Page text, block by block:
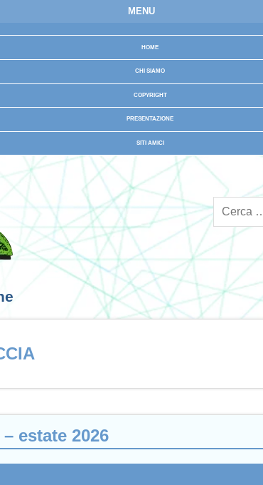
MENU
HOME
CHI SIAMO
COPYRIGHT
PRESENTAZIONE
SITI AMICI
estate 2026